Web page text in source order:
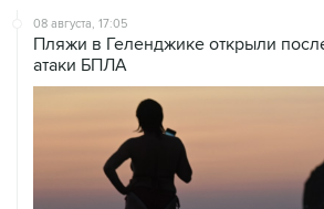
08 августа, 17:05
Пляжи в Геленджике открыли
атаки БПЛА